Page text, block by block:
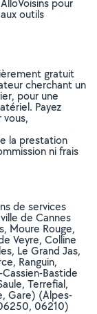
pour
outils
gratuit
cherchant un
pour une
Payez
la prestation
ni frais
de services
de Cannes
Moure Rouge,
Veyre, Colline
Le Grand Jas,
Ranguin,
Bastide
Terrefial,
Gare) (Alpes-
06210)